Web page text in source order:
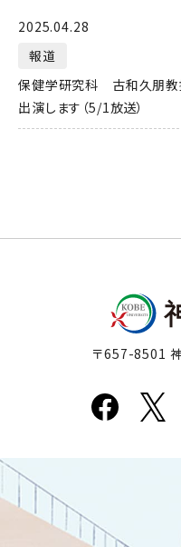
2025.04.28
報道
保健学研究科 古和久朋教
出演します（5/1放送）
〒657-8501